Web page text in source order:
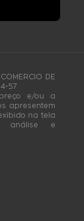
DE
57
e/ou a
apresentem
na tela
análise e